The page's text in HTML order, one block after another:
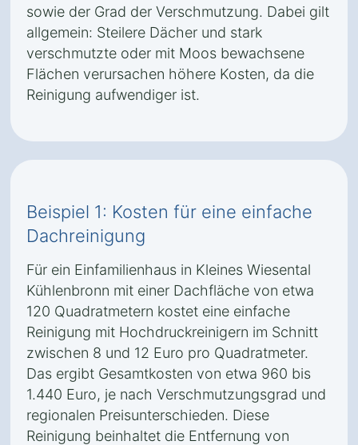
sowie der Grad der Verschmutzung. Dabei gilt
allgemein: Steilere Dächer und stark
verschmutzte oder mit Moos bewachsene
Flächen verursachen höhere Kosten, da die
Reinigung aufwendiger ist.
Beispiel 1: Kosten für eine einfache
Dachreinigung
Für ein Einfamilienhaus in Kleines Wiesental
Kühlenbronn mit einer Dachfläche von etwa
120 Quadratmetern kostet eine einfache
Reinigung mit Hochdruckreinigern im Schnitt
zwischen 8 und 12 Euro pro Quadratmeter.
Das ergibt Gesamtkosten von etwa 960 bis
1.440 Euro, je nach Verschmutzungsgrad und
regionalen Preisunterschieden. Diese
Reinigung beinhaltet die Entfernung von